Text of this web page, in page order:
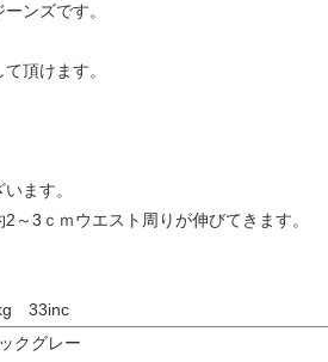
ンズです。
頂けます。
ます。
～3ｃｍウエスト周りが伸びてきます。
33inc
クグレー